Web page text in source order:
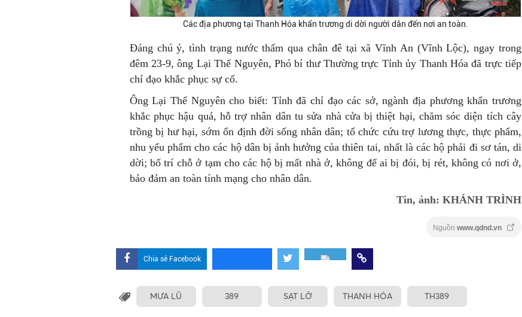
Các địa phương tại Thanh Hóa khẩn trương di dời người dân đến nơi an toàn.
Đáng chú ý, tình trạng nước thấm qua chân đê tại xã Vĩnh An (Vĩnh Lộc), ngay trong
đêm 23-9, ông Lại Thế Nguyên, Phó bí thư Thường trực Tỉnh ủy Thanh Hóa đã trực tiếp
chỉ đạo khắc phục sự cố.
Ông Lại Thế Nguyên cho biết: Tỉnh đã chỉ đạo các sở, ngành địa phương khẩn trương
khắc phục hậu quả, hỗ trợ nhân dân tu sửa nhà cửa bị thiệt hại, chăm sóc diện tích cây
trồng bị hư hại, sớm ổn định đời sống nhân dân; tổ chức cứu trợ lương thực, thực phẩm,
nhu yếu phẩm cho các hộ dân bị ảnh hưởng của thiên tai, nhất là các hộ phải đi sơ tán, di
dời; bố trí chỗ ở tạm cho các hộ bị mất nhà ở, không để ai bị đói, bị rét, không có nơi ở,
bảo đảm an toàn tính mạng cho nhân dân.
Tin, ảnh: KHÁNH TRÌNH
Nguồn www.qdnd.vn
Chia sẻ Facebook
MƯA LŨ 389 SẠT LỞ THANH HÓA TH389